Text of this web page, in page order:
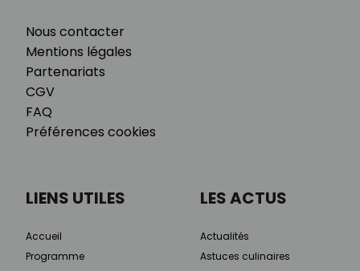
Nous contacter
Mentions légales
Partenariats
CGV
FAQ
Préférences cookies
LIENS UTILES
Accueil
Programme
LES ACTUS
Actualités
Astuces culinaires